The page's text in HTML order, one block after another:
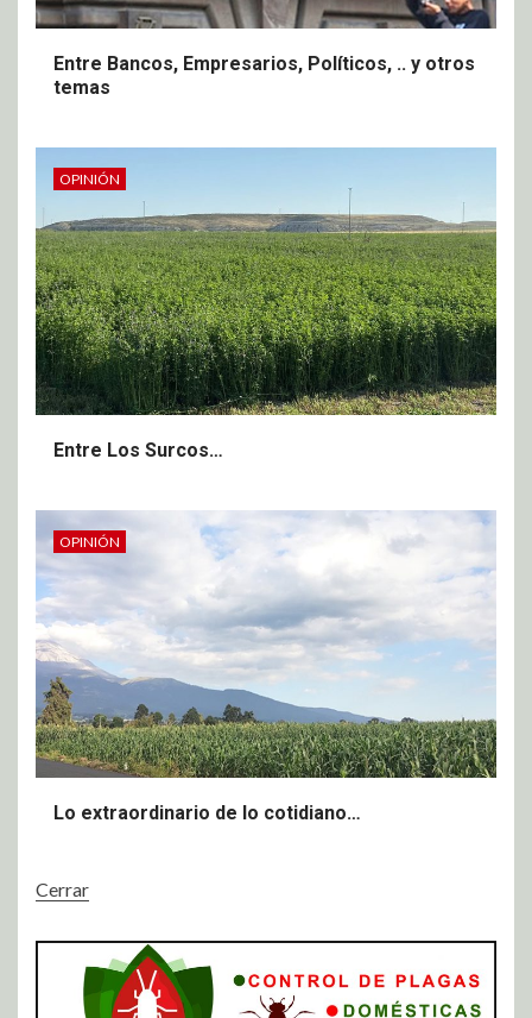
Entre Bancos, Empresarios, Políticos, .. y otros
temas
OPINIÓN
Entre Los Surcos…
OPINIÓN
Lo extraordinario de lo cotidiano…
Cerrar